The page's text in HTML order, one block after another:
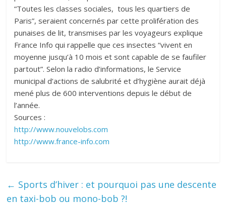
“Toutes les classes sociales, tous les quartiers de
Paris”, seraient concernés par cette prolifération des
punaises de lit, transmises par les voyageurs explique
France Info qui rappelle que ces insectes “vivent en
moyenne jusqu’à 10 mois et sont capable de se faufiler
partout”. Selon la radio d’informations, le Service
municipal d’actions de salubrité et d’hygiène aurait déjà
mené plus de 600 interventions depuis le début de
l’année.
Sources :
http://www.nouvelobs.com
http://www.france-info.com
← Sports d’hiver : et pourquoi pas une descente
en taxi-bob ou mono-bob ?!